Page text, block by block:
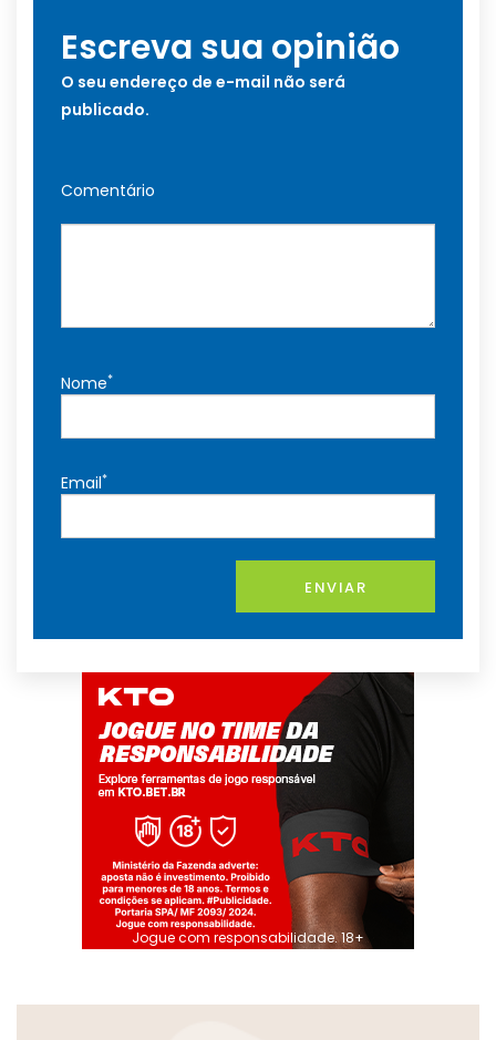
Escreva sua opinião
O seu endereço de e-mail não será
publicado.
Comentário
Nome*
Email*
ENVIAR
Jogue com responsabilidade. 18+